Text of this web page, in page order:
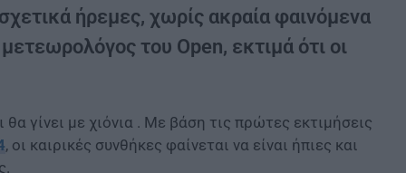
ήρεμες, χωρίς ακραία φαινόμενα
του Open, εκτιμά ότι οι
γίνει με χιόνια . Με βάση τις πρώτες εκτιμήσεις
, οι καιρικές συνθήκες φαίνεται να είναι ήπιες και